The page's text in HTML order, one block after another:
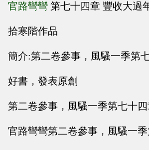
官路彎彎 第七十四章 豐收大過
拾寒階作品
簡介:第二卷參事，風騷一季第
好書，發表原創
第二卷參事，風騷一季第七十
官路彎彎第二卷參事，風騷一